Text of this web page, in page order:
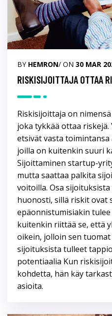
BY HEMRON/ ON 30 MAR
RISKISIJOITTAJA OTTAA
Riskisijoittaja on
joka tykkää ottaa
etsivät vasta
joilla on kuitenkin suuri
Sijoittaminen startup-
mutta saattaa palkita
voitoilla. Osa
huonosti, sillä riskit ovat
epäonnistumisiakin tulee
kuitenkin riittää se, että
oikein, jolloin sen
sijoituksista tulleet
potentiaalia Kun
kohdetta, hän käy
asioita.